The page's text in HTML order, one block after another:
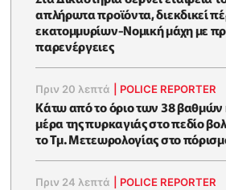
απλήρωτα προϊόντα, διεκδικεί
εκατομμυρίων-Νομική μάχη με
παρενέργειες
Πριν 20 λεπτά POLICE REPORTER
Κάτω από το όριο των 38 βαθμών
μέρα της πυρκαγιάς στο πεδίο
το Τμ. Μετεωρολογίας στο
Πριν 24 λεπτά POLICE REPORTER